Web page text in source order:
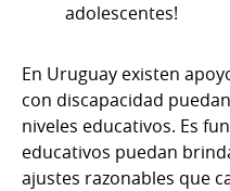
adolescentes!
En Uruguay existen
con discapacidad
niveles educativos. Es
educativos puedan
ajustes razonables que